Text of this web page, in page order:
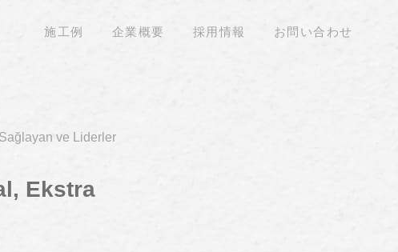
施工例 企業概要 採用情報 お問い合わせ
ve Liderler
Ekstra